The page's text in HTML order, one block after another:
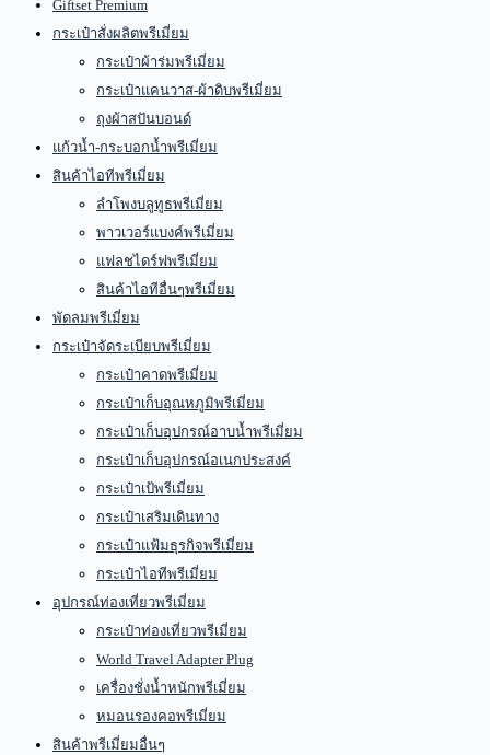
Giftset Premium
กระเป๋าสั่งผลิตพรีเมี่ยม
กระเป๋าผ้าร่มพรีเมี่ยม
กระเป๋าแคนวาส-ผ้าดิบพรีเมี่ยม
ถุงผ้าสปันบอนด์
แก้วน้ำ-กระบอกน้ำพรีเมี่ยม
สินค้าไอทีพรีเมี่ยม
ลำโพงบลูทูธพรีเมี่ยม
พาวเวอร์แบงค์พรีเมี่ยม
แฟลชไดร์ฟพรีเมี่ยม
สินค้าไอทีอื่นๆพรีเมี่ยม
พัดลมพรีเมี่ยม
กระเป๋าจัดระเบียบพรีเมี่ยม
กระเป๋าคาดพรีเมี่ยม
กระเป๋าเก็บอุณหภูมิพรีเมี่ยม
กระเป๋าเก็บอุปกรณ์อาบน้ำพรีเมี่ยม
กระเป๋าเก็บอุปกรณ์อเนกประสงค์
กระเป๋าเป้พรีเมี่ยม
กระเป๋าเสริมเดินทาง
กระเป๋าแฟ้มธุรกิจพรีเมี่ยม
กระเป๋าไอทีพรีเมี่ยม
อุปกรณ์ท่องเที่ยวพรีเมี่ยม
กระเป๋าท่องเที่ยวพรีเมี่ยม
World Travel Adapter Plug
เครื่องชั่งน้ำหนักพรีเมี่ยม
หมอนรองคอพรีเมี่ยม
สินค้าพรีเมี่ยมอื่นๆ